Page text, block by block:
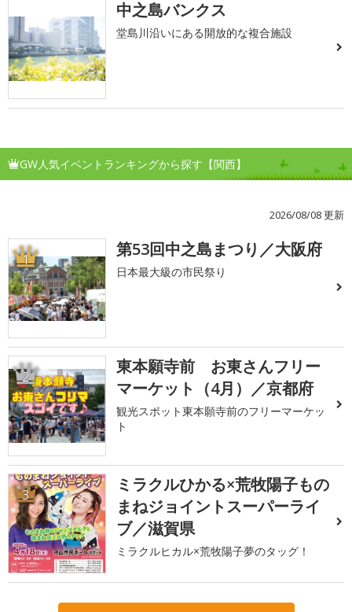
中之島バンクス
堂島川沿いにある開放的な複合施設
GW人気イベントランキングから探す【関西】
2026/08/08 更新
1 第53回中之島まつり／大阪府
日本最大級の市民祭り
2
東本願寺前 お東さんフリー
マーケット（4月）／京都府
観光スポット東本願寺前のフリーマーケッ
ト
3
ミラクルひかる×荒牧陽子もの
まねジョイントスーパーライ
ブ／滋賀県
ミラクルヒカル×荒牧陽子夢のタッグ！